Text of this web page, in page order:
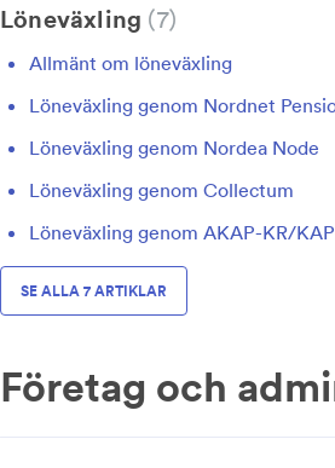
Löneväxling 7
Allmänt om löneväxling
Löneväxling genom Nordnet
Löneväxling genom Nordea Node
Löneväxling genom Collectum
Löneväxling genom AKAP-KR/
SE ALLA 7 ARTIKLAR
Företag och